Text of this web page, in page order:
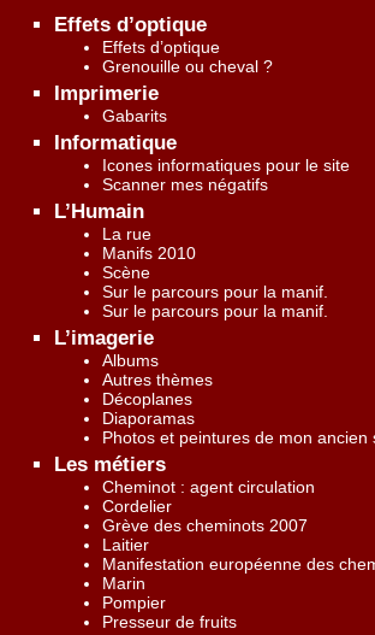
Effets d’optique
Effets d’optique
Grenouille ou cheval ?
Imprimerie
Gabarits
Informatique
Icones informatiques pour le site
Scanner mes négatifs
L’Humain
La rue
Manifs 2010
Scène
Sur le parcours pour la manif.
Sur le parcours pour la manif.
L’imagerie
Albums
Autres thèmes
Décoplanes
Diaporamas
Photos et peintures de mon ancien
Les métiers
Cheminot : agent circulation
Cordelier
Grève des cheminots 2007
Laitier
Manifestation européenne des
Marin
Pompier
Presseur de fruits